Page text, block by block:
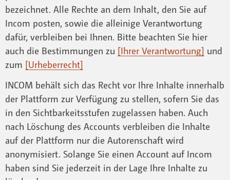
bezeichnet. Alle Rechte an dem Inhalt, den Sie auf
Incom posten, sowie die alleinige Verantwortung
dafür, verbleiben bei Ihnen. Bitte beachten Sie hier
auch die Bestimmungen zu [Ihrer Verantwortung] und
zum [Urheberrecht]
INCOM behält sich das Recht vor Ihre Inhalte innerhalb
der Plattform zur Verfügung zu stellen, sofern Sie das
in den Sichtbarkeitsstufen zugelassen haben. Auch
nach Löschung des Accounts verbleiben die Inhalte
auf der Plattform nur die Autorenschaft wird
anonymisiert. Solange Sie einen Account auf Incom
haben sind Sie jederzeit in der Lage Ihre Inhalte zu